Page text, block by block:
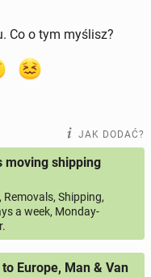
Co o tym myślisz?
JAK DODAĆ?
moving shipping
Shipping,
a week, Monday-
Europe, Man & Van